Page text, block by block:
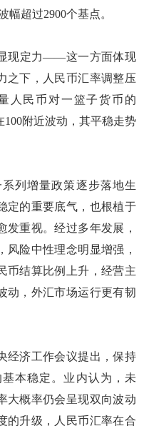
幅超过2900个基点。
现定力——这一方面体现
之下，人民币汇率调整压
人民币对一篮子货币的
附近波动，其平稳走势
列增量政策逐步落地生
定的重要底气，也根植于
发重视。经过多年发展，
险中性理念明显增强，
币结算比例上升，经营主
动，外汇市场运行更有韧
济工作会议提出，保持
本稳定。业内认为，未
大概率仍会呈现双向波动
的升级，人民币汇率在合